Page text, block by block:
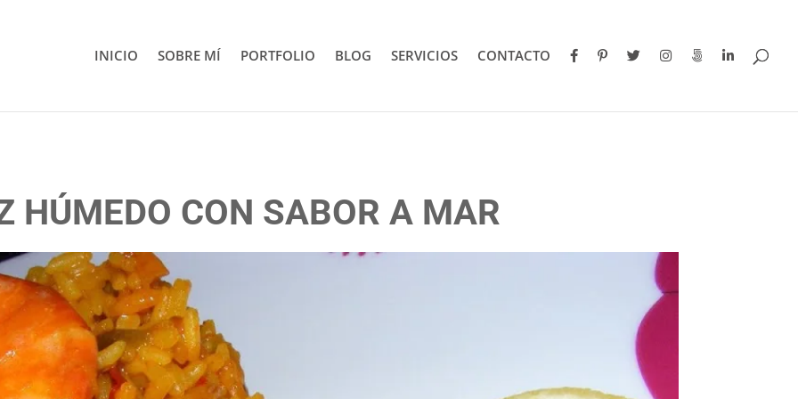
INICIO SOBRE MÍ PORTFOLIO BLOG SERVICIOS CONTACTO
HÚMEDO CON SABOR A MAR